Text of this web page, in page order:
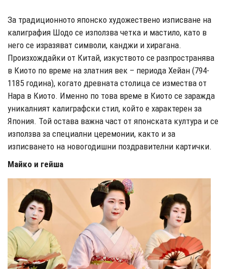
За традиционното японско художествено изписване на
калиграфия Шодо се използва четка и мастило, като в
него се изразяват символи, канджи и хирагана.
Произхождайки от Китай, изкуството се разпространява
в Киото по време на златния век – периода Хейан (794-
1185 година), когато древната столица се измества от
Нара в Киото. Именно по това време в Киото се заражда
уникалният калиграфски стил, който е характерен за
Япония. Той остава важна част от японската култура и се
използва за специални церемонии, както и за
изписването на новогодишни поздравителни картички.
Майко и гейша